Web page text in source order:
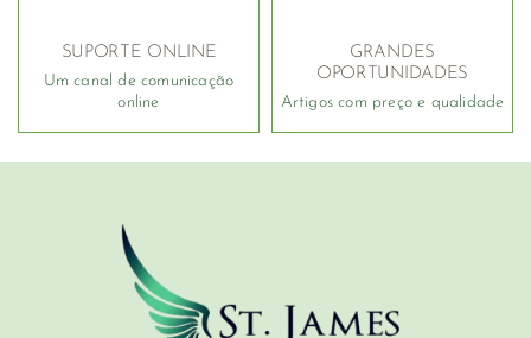
SUPORTE ONLINE
Um canal de comunicação
online
GRANDES
OPORTUNIDADES
Artigos com preço e qualidade